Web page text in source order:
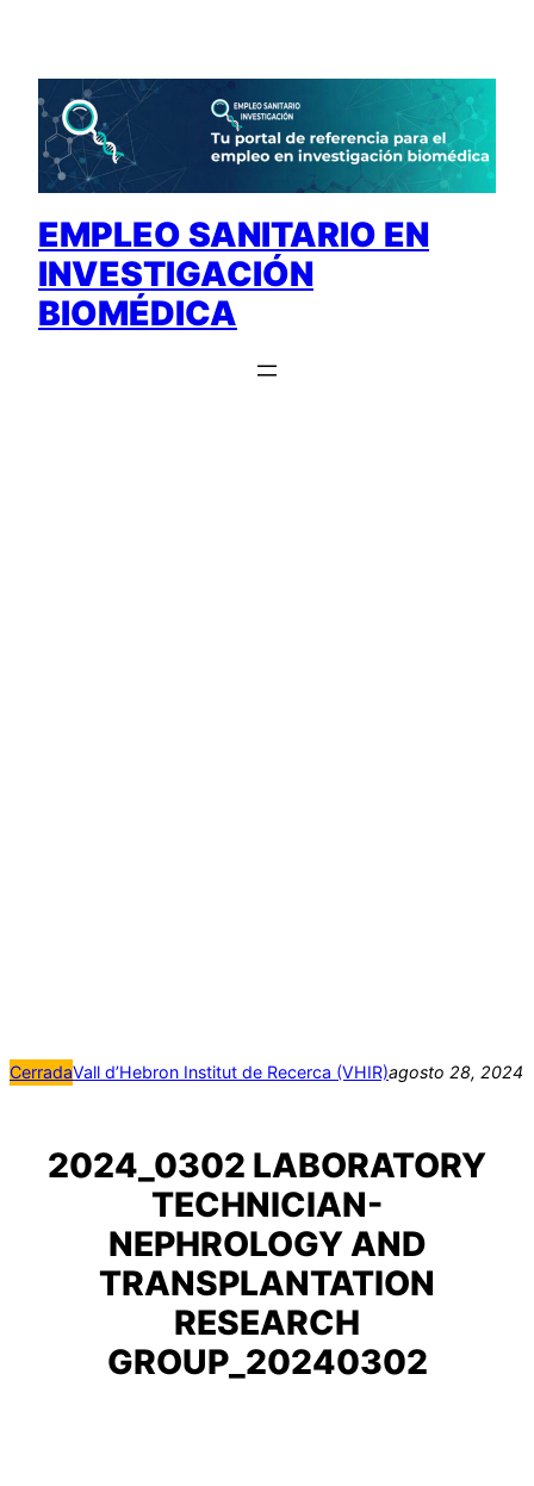
contenido
EMPLEO SANITARIO EN
INVESTIGACIÓN
BIOMÉDICA
CerradaVall d’Hebron Institut de Recerca (VHIR)agosto 28, 2024
2024_0302 LABORATORY
TECHNICIAN-
NEPHROLOGY AND
TRANSPLANTATION
RESEARCH
GROUP_20240302